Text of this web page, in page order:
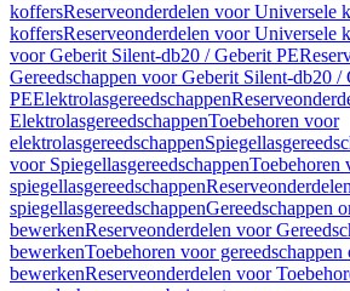
koffersReserveonderdelen voor Universele
koffersReserveonderdelen voor Universele
voor Geberit Silent-db20 / Geberit PE
Gereedschappen voor Geberit Silent-db20 /
PEElektrolasgereedschappen
ElektrolasgereedschappenToebehoren voor
elektrolasgereedschappen
voor SpiegellasgereedschappenToebehoren
spiegellasgereedschappen
spiegellasgereedschappenGereedschappen
bewerkenReserveonderdelen voor
bewerkenToebehoren voor gereedschappen
bewerkenReserveonderdelen voor